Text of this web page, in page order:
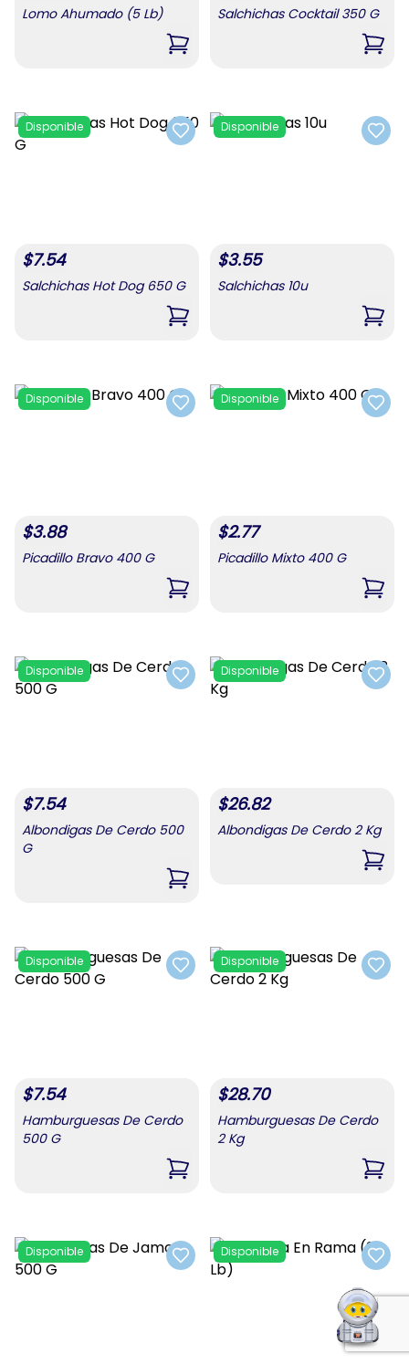
Lomo Ahumado (5 Lb)
,Lomo Ahumado (5 Lb)
Salchichas Cocktail 350 G
,
Add to favorites
Disponible
$7.54
Salchichas Hot Dog 650 G
,Salchichas Hot Dog 650 G
Add
Disponible
$3.55
Salchichas 10u
,
Add to favorites
Disponible
$3.88
Picadillo Bravo 400 G
,Picadillo Bravo 400 G
Add
Disponible
$2.77
Picadillo Mixto 400 G
,
Add to favorites
Disponible
$7.54
Albondigas De Cerdo 500
G
,Albondigas De Cerdo 500 G
Add
Disponible
$26.82
Albondigas De Cerdo 2 Kg
,
Add to favorites
Disponible
$7.54
Hamburguesas De Cerdo
500 G
,Hamburguesas De Cerdo 500 G
Add
Disponible
$28.70
Hamburguesas De Cerdo
2 Kg
,
Add to favorites
Disponible
Add
Disponible